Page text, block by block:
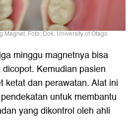
Magnet. Foto: Dok. University of Otago
minggu magnetnya bisa
Kemudian pasien
ketat dan perawatan. Alat ini
untuk membantu
yang dikontrol oleh ahli